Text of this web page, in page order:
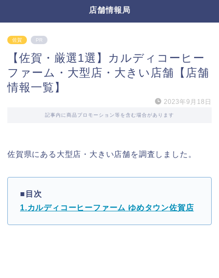
店舗情報局
佐賀 PR
【佐賀・厳選1選】カルディコーヒー
ファーム・大型店・大きい店舗【店舗
情報一覧】
2023年9月18日
記事内に商品プロモーション等を含む場合があります
佐賀県にある大型店・大きい店舗を調査しました。
■目次
1.カルディコーヒーファーム ゆめタウン佐賀店